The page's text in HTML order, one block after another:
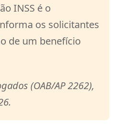
INSS é o
os solicitantes
de um benefício
(OAB/AP 2262),